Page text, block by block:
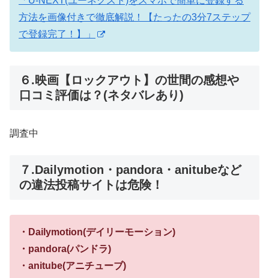
方法を画像付きで徹底解説！【たったの3分7ステップ
で登録完了！】」
６.映画【ロックアウト】の世間の感想や
口コミ評価は？(ネタバレあり)
調査中
７.Dailymotion・pandora・anitubeなど
の違法投稿サイトは危険！
・Dailymotion(デイリーモーション)
・pandora(パンドラ)
・anitube(アニチューブ)